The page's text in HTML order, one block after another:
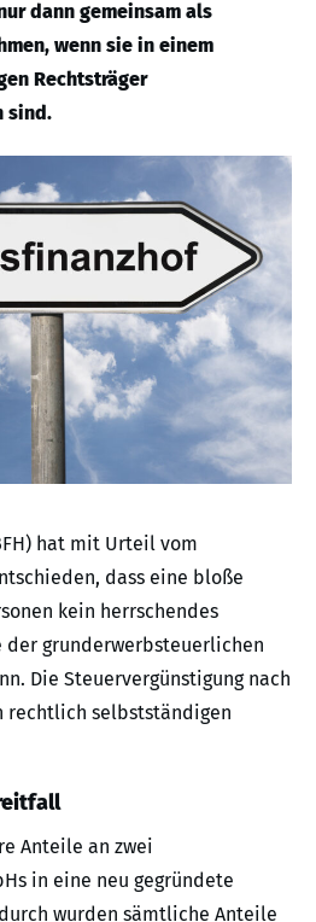
dann gemeinsam als
wenn sie in einem
Rechtsträger
sind.
hat mit Urteil vom
dass eine bloße
kein herrschendes
der grunderwerbsteuerlichen
Die Steuervergünstigung nach
rechtlich selbstständigen
Anteile an zwei
in eine neu gegründete
wurden sämtliche Anteile